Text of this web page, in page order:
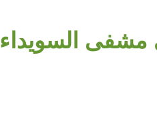
السويداء